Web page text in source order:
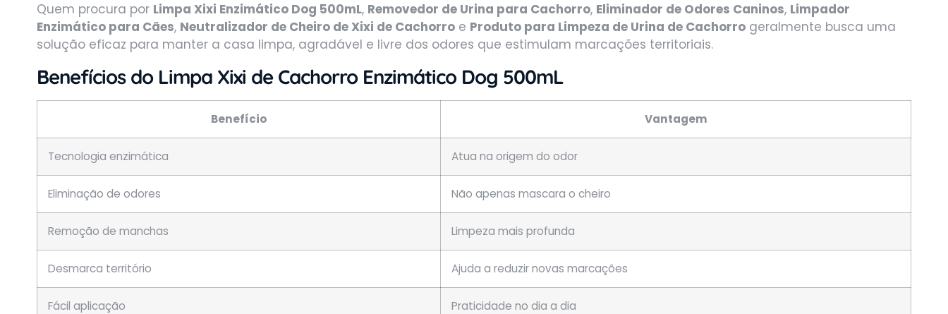
Quem procura por Limpa Xixi Enzimático Dog 500mL, Removedor de Urina para Cachorro, Eliminador de Odores Caninos, Limpador
Enzimático para Cães, Neutralizador de Cheiro de Xixi de Cachorro e Produto para Limpeza de Urina de Cachorro geralmente busca uma
solução eficaz para manter a casa limpa, agradável e livre dos odores que estimulam marcações territoriais.
Benefícios do Limpa Xixi de CachorroEnzimático Dog 500mL
Benefício Vantagem
Tecnologia enzimática Atua na origem do odor
Eliminação de odores Não apenas mascara o cheiro
Remoção de manchas Limpeza mais profunda
Desmarca território Ajuda a reduzir novas marcações
Fácil aplicação Praticidade no dia a dia